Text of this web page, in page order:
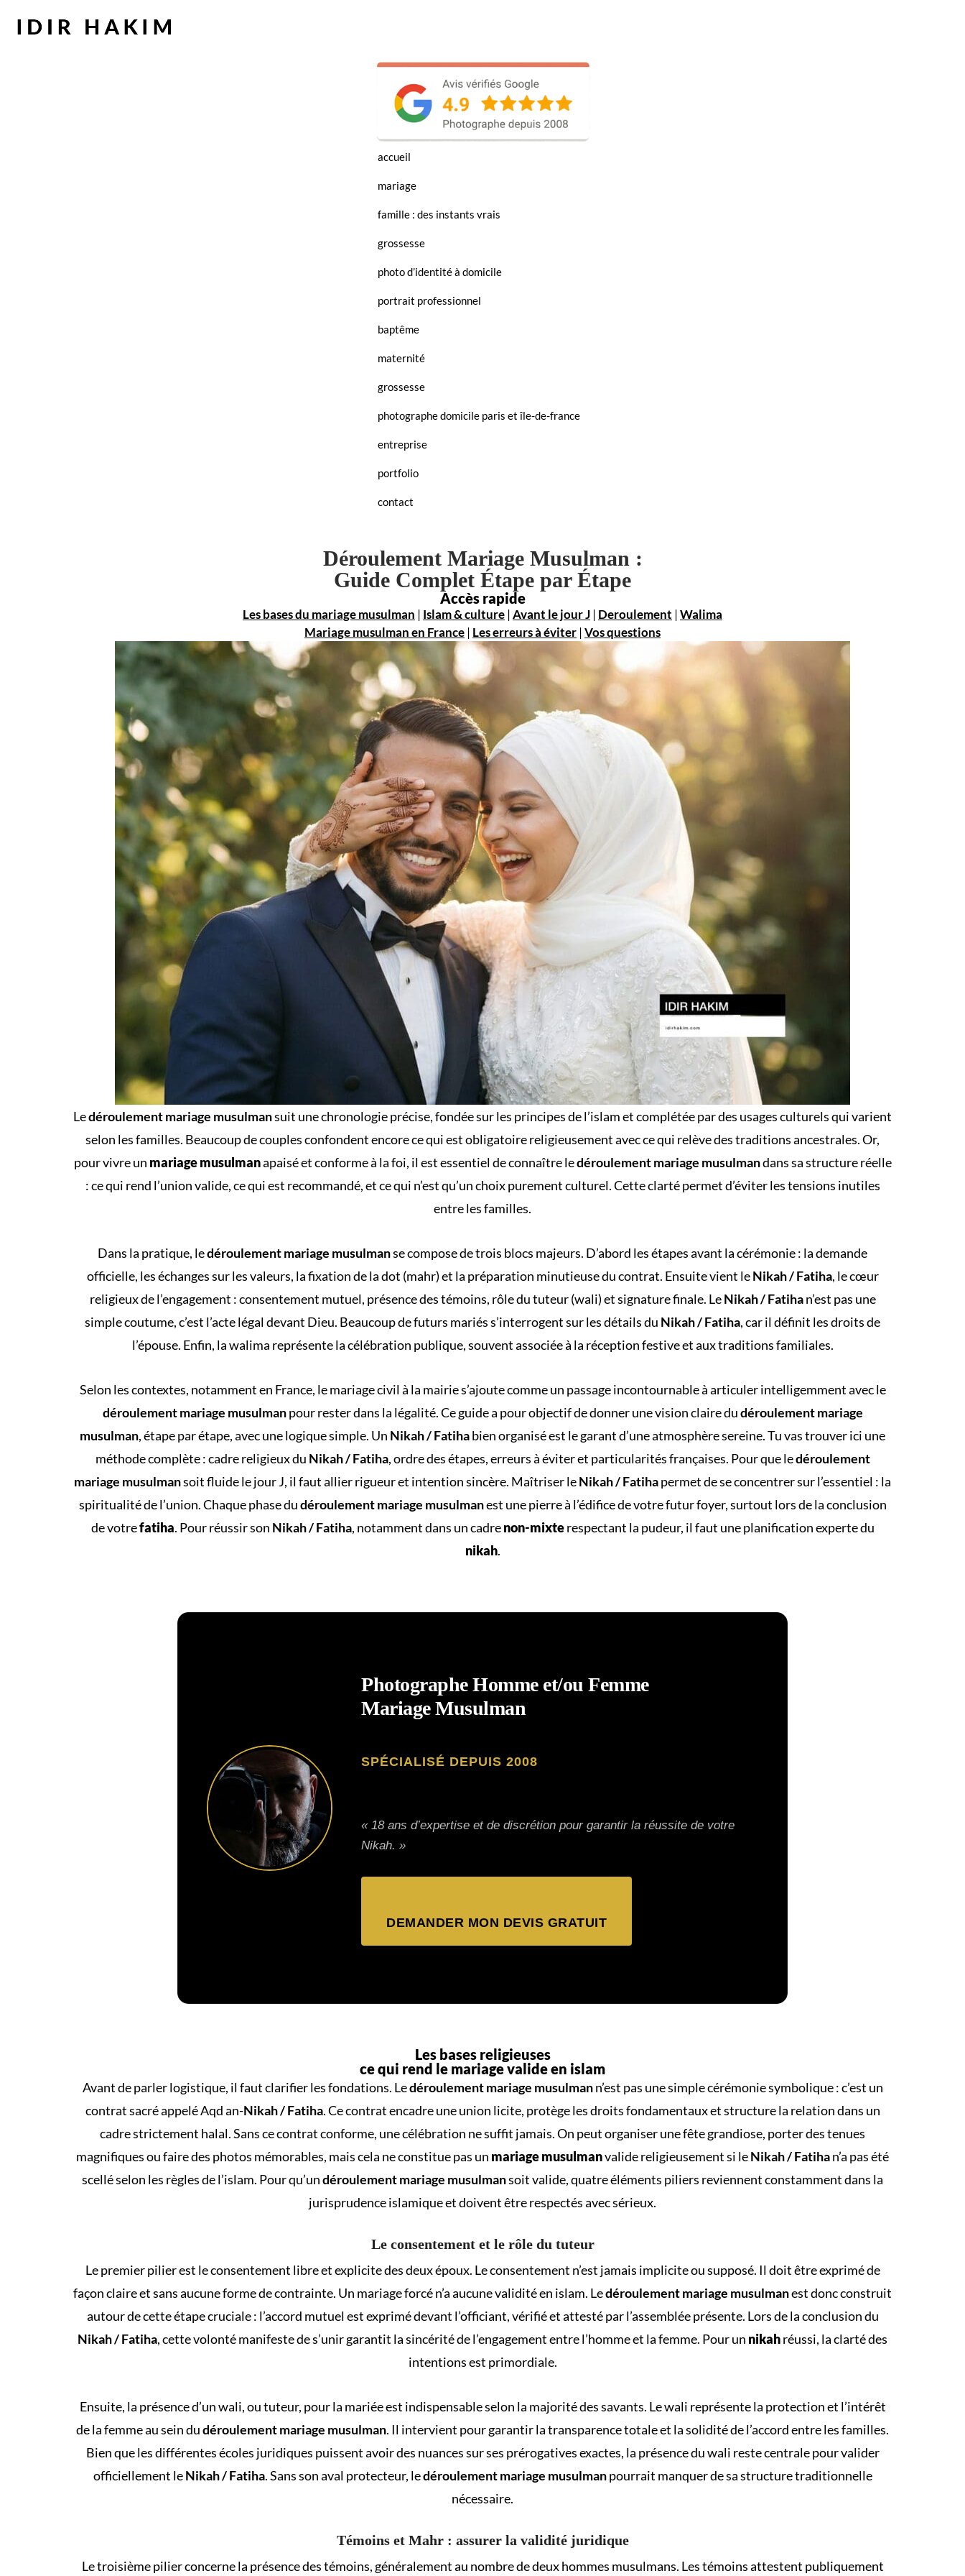
accueil
mariage
famille : des instants vrais
grossesse
photo d’identité à domicile
portrait professionnel
baptême
maternité
grossesse
photographe domicile paris et île-de-france
entreprise
portfolio
contact
Déroulement Mariage Musulman :
Guide Complet Étape par Étape
Accès rapide
Les bases du mariage musulman | Islam & culture |Avant le jour J | Deroulement |Walima
Mariage musulman en France | Les erreurs à éviter |Vos questions
Ledéroulement mariage musulmansuit une chronologie précise, fondée sur les principes de l’islam et complétée par des usages culturels qui varient
selon les familles. Beaucoup de couples confondent encore ce qui est obligatoire religieusement avec ce qui relève des traditions ancestrales. Or,
pour vivre un mariage musulmanapaisé et conforme à la foi, il est essentiel de connaître ledéroulement mariage musulmandans sa structure réelle
: ce qui rend l’union valide, ce qui est recommandé, et ce qui n’est qu’un choix purement culturel. Cette clarté permet d’éviter les tensions inutiles
entre les familles.
Dans la pratique, ledéroulement mariage musulmanse compose de trois blocs majeurs. D’abord les étapes avant la cérémonie : la demande
officielle, les échanges sur les valeurs, la fixation de la dot (mahr) et la préparation minutieuse du contrat. Ensuite vient leNikah / Fatiha, le cœur
religieux de l’engagement : consentement mutuel, présence des témoins, rôle du tuteur (wali) et signature finale. LeNikah / Fatihan’est pas une
simple coutume, c’est l’acte légal devant Dieu. Beaucoup de futurs mariés s’interrogent sur les détails du Nikah / Fatiha, car il définit les droits de
l’épouse. Enfin, la walima représente la célébration publique, souvent associée à la réception festive et aux traditions familiales.
Selon les contextes, notamment en France, le mariage civil à la mairie s’ajoute comme un passage incontournable à articuler intelligemment avec le
déroulement mariage musulmanpour rester dans la légalité. Ce guide a pour objectif de donner une vision claire dudéroulement mariage
musulman, étape par étape, avec une logique simple. Un Nikah / Fatihabien organisé est le garant d’une atmosphère sereine. Tu vas trouver ici une
méthode complète : cadre religieux du Nikah / Fatiha, ordre des étapes, erreurs à éviter et particularités françaises. Pour que ledéroulement
mariage musulmansoit fluide le jour J, il faut allier rigueur et intention sincère. Maîtriser leNikah / Fatihapermet de se concentrer sur l’essentiel : la
spiritualité de l’union. Chaque phase dudéroulement mariage musulmanest une pierre à l’édifice de votre futur foyer, surtout lors de la conclusion
de votrefatiha. Pour réussir son Nikah / Fatiha, notamment dans un cadrenon-mixterespectant la pudeur, il faut une planification experte du
nikah.
Photographe Homme et/ou Femme
Mariage Musulman
SPÉCIALISÉ DEPUIS 2008
« 18 ans d’expertise et de discrétion pour garantir la réussite de votre
Nikah. »
DEMANDER MON DEVIS GRATUIT
Les bases religieuses
ce qui rend le mariage valide en islam
Avant de parler logistique, il faut clarifier les fondations. Ledéroulement mariage musulmann’est pas une simple cérémonie symbolique : c’est un
contrat sacré appelé Aqd an-Nikah / Fatiha. Ce contrat encadre une union licite, protège les droits fondamentaux et structure la relation dans un
cadre strictement halal. Sans ce contrat conforme, une célébration ne suffit jamais. On peut organiser une fête grandiose, porter des tenues
magnifiques ou faire des photos mémorables, mais cela ne constitue pas un mariage musulmanvalide religieusement si leNikah / Fatihan’a pas été
scellé selon les règles de l’islam. Pour qu’undéroulement mariage musulmansoit valide, quatre éléments piliers reviennent constamment dans la
jurisprudence islamique et doivent être respectés avec sérieux.
Le consentement et le rôle du tuteur
Le premier pilier est le consentement libre et explicite des deux époux. Le consentement n’est jamais implicite ou supposé. Il doit être exprimé de
façon claire et sans aucune forme de contrainte. Un mariage forcé n’a aucune validité en islam. Ledéroulement mariage musulmanest donc construit
autour de cette étape cruciale : l’accord mutuel est exprimé devant l’officiant, vérifié et attesté par l’assemblée présente. Lors de la conclusion du
Nikah / Fatiha, cette volonté manifeste de s’unir garantit la sincérité de l’engagement entre l’homme et la femme. Pour un nikahréussi, la clarté des
intentions est primordiale.
Ensuite, la présence d’un wali, ou tuteur, pour la mariée est indispensable selon la majorité des savants. Le wali représente la protection et l’intérêt
de la femme au sein dudéroulement mariage musulman. Il intervient pour garantir la transparence totale et la solidité de l’accord entre les familles.
Bien que les différentes écoles juridiques puissent avoir des nuances sur ses prérogatives exactes, la présence du wali reste centrale pour valider
officiellement leNikah / Fatiha. Sans son aval protecteur, ledéroulement mariage musulmanpourrait manquer de sa structure traditionnelle
nécessaire.
Témoins et Mahr : assurer la validité juridique
Le troisième pilier concerne la présence des témoins, généralement au nombre de deux hommes musulmans. Les témoins attestent publiquement